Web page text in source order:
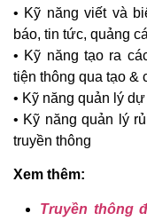
• Kỹ năng viết và
báo, tin tức, quảng
• Kỹ năng tạo ra
tiện thông qua tạo &
• Kỹ năng quản lý
• Kỹ năng quản lý
truyền thông
Xem thêm:
Truyền thông